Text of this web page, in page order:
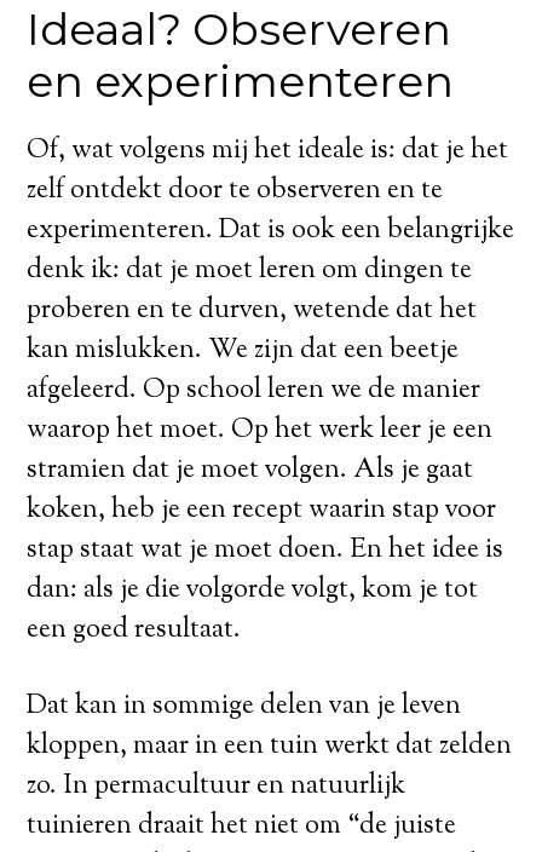
Ideaal? Observeren
en experimenteren
Of, wat volgens mij het ideale is: dat je het
zelf ontdekt door te observeren en te
experimenteren. Dat is ook een belangrijke
denk ik: dat je moet leren om dingen te
proberen en te durven, wetende dat het
kan mislukken. We zijn dat een beetje
afgeleerd. Op school leren we de manier
waarop het moet. Op het werk leer je een
stramien dat je moet volgen. Als je gaat
koken, heb je een recept waarin stap voor
stap staat wat je moet doen. En het idee is
dan: als je die volgorde volgt, kom je tot
een goed resultaat.
Dat kan in sommige delen van je leven
kloppen, maar in een tuin werkt dat zelden
zo. In permacultuur en natuurlijk
tuinieren draait het niet om “de juiste